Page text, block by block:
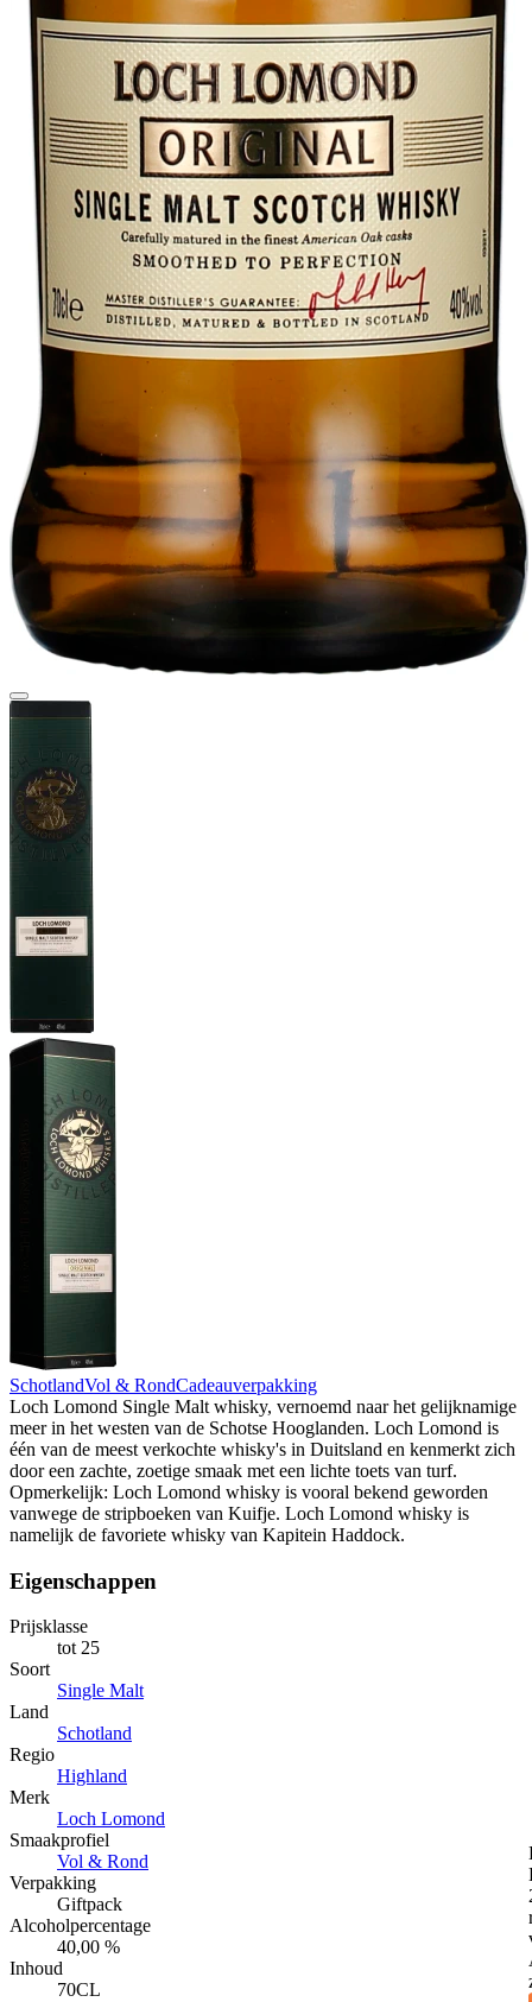
SchotlandVol & RondCadeauverpakking
Loch Lomond Single Malt whisky, vernoemd naar het gelijknamige
meer in het westen van de Schotse Hooglanden. Loch Lomond is
één van de meest verkochte whisky's in Duitsland en kenmerkt zich
door een zachte, zoetige smaak met een lichte toets van turf.
Opmerkelijk: Loch Lomond whisky is vooral bekend geworden
vanwege de stripboeken van Kuifje. Loch Lomond whisky is
namelijk de favoriete whisky van Kapitein Haddock.
Eigenschappen
Prijsklasse
tot 25
Soort
Single Malt
Land
Schotland
Regio
Highland
Merk
Loch Lomond
Smaakprofiel
Vol & Rond
Verpakking
Giftpack
Alcoholpercentage
40,00 %
Inhoud
70CL